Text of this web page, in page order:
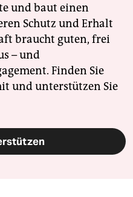
und baut einen
Schutz und Erhalt
braucht guten, frei
– und
Finden Sie
und unterstützen Sie